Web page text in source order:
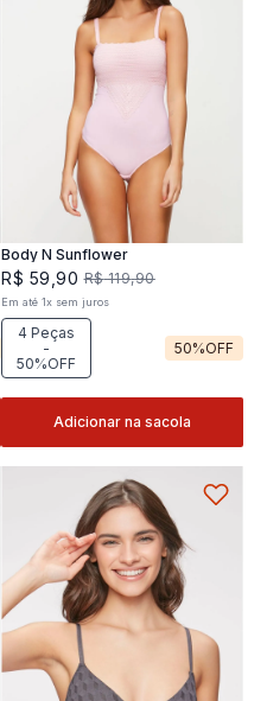
Body N Sunflower
R$ 59 ,90 R$ 119,90
Em até 1x sem juros
4 Peças
-
50%OFF
50%OFF
Adicionar na sacola